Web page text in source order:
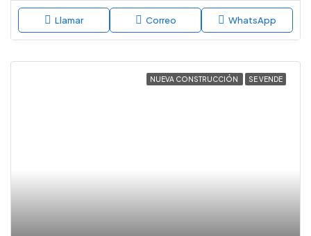
Llamar Correo WhatsApp
NUEVA CONSTRUCCIÓN SE VENDE